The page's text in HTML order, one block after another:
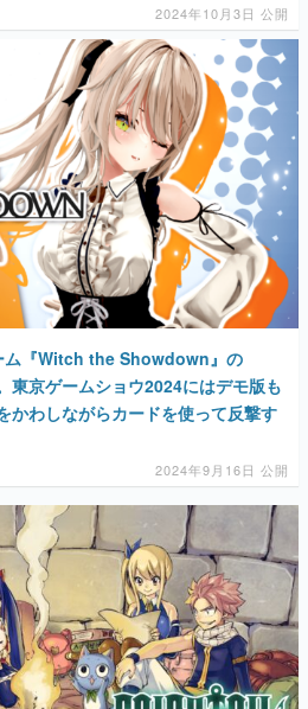
2024年10月3日 公開
ム『Witch the Showdown』の
東京ゲームショウ2024にはデモ版も
かわしながらカードを使って反撃す
2024年9月16日 公開